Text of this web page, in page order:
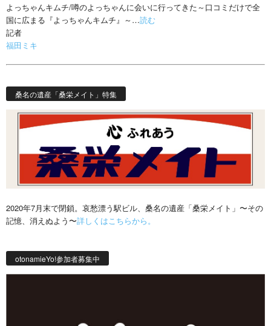
よっちゃんキムチ/噂のよっちゃんに会いに行ってきた～口コミだけで全
国に広まる『よっちゃんキムチ』～…読む
記者
福田ミキ
桑名の遺産「桑栄メイト」特集
2020年7月末で閉鎖。哀愁漂う駅ビル、桑名の遺産「桑栄メイト」〜その
記憶、消えぬよう〜詳しくはこちらから。
otonamieYo!参加者募集中